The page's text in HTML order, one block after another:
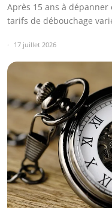
Après 15 ans à
tarifs de débouchage
17 juillet 2026